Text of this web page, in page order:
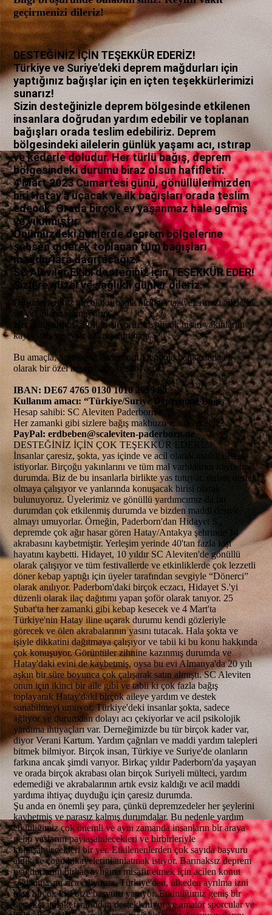
geçirmenizi dileriz!
DESTEĞİNİZ İÇİN TEŞEKKÜR EDERİZ!
Türkiye ve Suriye'deki deprem mağdurları için
yaptığınız bağışlar için en içten teşekkürlerimizi
sunarız!
Sizin desteğinizle deprem bölgesinde etkilenen
insanlara doğrudan yardım edebilir ve toplanan
bağışları orada teslim edebiliriz. Deprem
bölgesindeki ailelerin günlük yaşamı acı, ıstırap
ve kederle doludur. Her türlü bağış, deprem
bölgesindeki durumu biraz olsun hafifletir.
4 Mart 2023 Cumartesi günü, gönüllülerimizden
biri Hatay'a uçacak ve ilk bağışları orada teslim
edecek. Orada birçok ev yaşanmaz hale gelmiş
ve yıkılmıştır.
Önümüzdeki günlerde deprem bölgelerine
şahsen giderek toplanan tüm bağışları
mağdurlara dağıtacağız.
SC Aleviler Ekibi desteğiniz için TEŞEKKÜR EDER!
Sizlere güzel ve sağlıklı günler dileriz.
Düşüncelerimiz birçok kurbanla birlikte, taziyelerimizi ailelerine
ve yakınlarına sunuyoruz.
Her gün yardım çağrıları alıyoruz ve birçok insan yakınlarını
kaybetmiş ve evsiz kalmış durumda.
Bu amaçla, Sparkasse Paderborn-Detmold bankasında ek
olarak bir özel hesap/bağış hesabı açtık:
IBAN: DE67 4765 0130 1010 2039 80
Kullanım amacı:“Türkiye/Suriye Depremine Bağış”
Hesap sahibi: SC Aleviten Paderborn e.V.
Her zamanki gibi sizlere bağış makbuzu göndereceğiz.
PayPal: erdbeben@scaleviten-paderborn.de
DESTEĞİNİZ İÇİN ÇOK TEŞEKKÜR EDERİZ!
İnsanlar çaresiz, şokta, yas içinde ve acil olarak maddi destek
istiyorlar. Birçoğu yakınlarını ve tüm mal varlıklarını kaybetmiş
durumda. Biz de bu insanlarla birlikte yas tutuyor, onlara destek
olmaya çalışıyor ve yanlarında konuşacak birisi olarak
bulunuyoruz. Üyelerimiz ve gönüllü yardımcımız da bu
durumdan çok etkilenmiş durumda ve bizden maddi destek
almayı umuyorlar. Örneğin, Paderborn'dan Hidayet S.,
depremde çok ağır hasar gören Hatay/Antakya şehrinde 14
akrabasını kaybetmiştir. Yerleşim yerinde 40'tan fazla kişi
hayatını kaybetti. Hidayet, 10 yıldır SC Aleviten'de gönüllü
olarak çalışıyor ve tüm festivallerde ve etkinliklerde çok lezzetli
döner kebap yaptığı için üyeler tarafından sevgiyle “Dönerci”
olarak anılıyor. Paderborn'daki birçok eczacı, Hidayet S.'yi
düzenli olarak ilaç dağıtımı yapan şoför olarak tanıyor. 25
Şubat'ta her zamanki gibi kebap kesecek ve 4 Mart'ta
Türkiye'nin Hatay iline uçarak durumu kendi gözleriyle
görecek ve ölen akrabalarının yasını tutacak. Hala şokta ve
işiyle dikkatini dağıtmaya çalışıyor ve tabii ki bu konu hakkında
çok konuşuyor. Görüntüler zihnine kazınmış durumda ve
Hatay'daki evini de kaybetmiş, oysa bu evi Almanya'da 20 yılı
aşkın bir süre boyunca çok çalışarak satın almıştı. SC Aleviten
onun için ikinci bir aile gibi ve tabii ki çok fazla bağış
toplayarak Hatay'daki birçok aileye yardım ve destek
sunabilmeyi umuyor. Türkiye'deki insanlar şokta, sadece
ağlıyor ve durumdan dolayı acı çekiyorlar ve acil psikolojik
yardıma ihtiyaçları var. Derneğimizde bu tür birçok kader var,
diyor Verani Kartum. Yardım çağrıları ve maddi yardım talepleri
bitmek bilmiyor. Birçok insan, Türkiye ve Suriye'de olanların
farkına ancak şimdi varıyor. Birkaç yıldır Paderborn'da yaşayan
ve orada birçok akrabası olan birçok Suriyeli mülteci, yardım
edemediği ve akrabalarının artık evsiz kaldığı ve acil maddi
yardıma ihtiyaç duyduğu için çaresiz durumda.
Şu anda en önemli şey para, çünkü depremzedeler her şeylerini
kaybetmiş ve parasız kalmış durumdalar. Bu nedenle yardım
etkinliğimiz çok önemli ve aynı zamanda insanların bir araya
gelip yaslarını paylaşabilecekleri ve birbirleriyle
konuşabilecekleri bir yer. Etkilenenlerden çok sayıda başvuru
aldık ve çoğu hikayelerini anlatmak istiyor. Barınaksız deprem
mağdurlarını birkaç aylığına misafir etmek için acilen konut
sağlanmasını rica ediyoruz. Türkiye'den, ülkeden ayrılma izni
olan birçok kişi bize başvuru yapıyor. Etkinliğimiz geniş bir
destekçi ittifakı tarafından destekleniyor ve amatör sporcular ve